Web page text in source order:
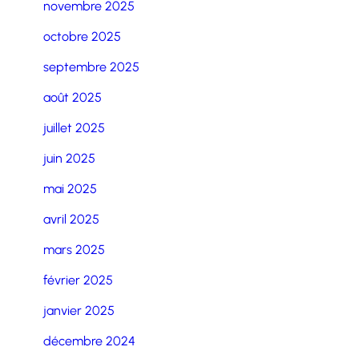
novembre 2025
octobre 2025
septembre 2025
août 2025
juillet 2025
juin 2025
mai 2025
avril 2025
mars 2025
février 2025
janvier 2025
décembre 2024